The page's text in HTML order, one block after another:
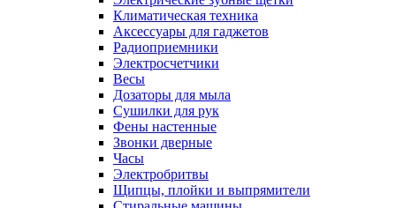
Климатическая техника
Аксессуары для гаджетов
Радиоприемники
Электросчетчики
Весы
Дозаторы для мыла
Сушилки для рук
Фены настенные
Звонки дверные
Часы
Электробритвы
Щипцы, плойки и выпрямители